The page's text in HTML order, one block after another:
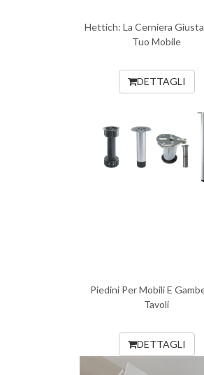
Hettich: La Cerniera
Tuo Mobile
DETTAGLI
Piedini Per Mobili E
Tavoli
DETTAGLI